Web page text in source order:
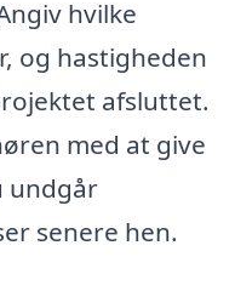
hvilke
og hastigheden
afsluttet.
med at give
undgår
senere hen.